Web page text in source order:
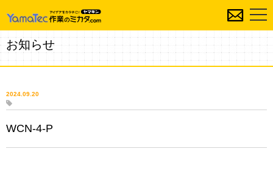
お知らせ
2024.09.20
WCN-4-P